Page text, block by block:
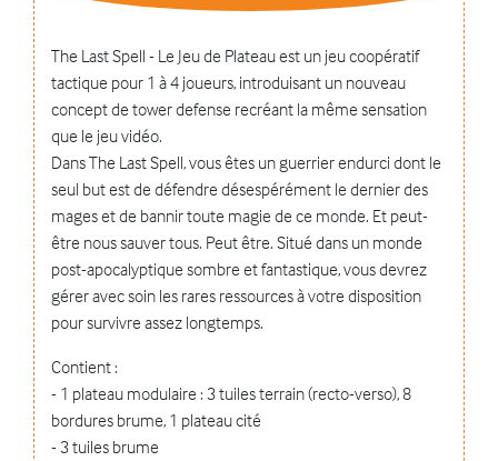
The Last Spell - Le Jeu de Plateau est un jeu coopératif
tactique pour 1 à 4 joueurs, introduisant un nouveau
concept de tower defense recréant la même sensation
que le jeu vidéo.
Dans The Last Spell, vous êtes un guerrier endurci dont le
seul but est de défendre désespérément le dernier des
mages et de bannir toute magie de ce monde. Et peut-
être nous sauver tous. Peut être. Situé dans un monde
post-apocalyptique sombre et fantastique, vous devrez
gérer avec soin les rares ressources à votre disposition
pour survivre assez longtemps.
Contient :
- 1 plateau modulaire : 3 tuiles terrain (recto-verso), 8
bordures brume, 1 plateau cité
- 3 tuiles brume